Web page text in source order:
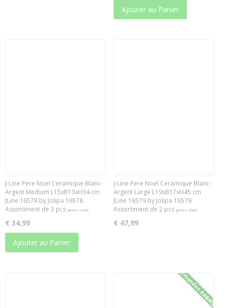
Ajouter au Panier
J-Line Pere Noel Ceramique Blanc-
Argent Medium L15xB13xH34 cm
JLine 16578 by Jolipa 16578
Assortiment de 2 pcs peres-noël
€ 34,99
Ajouter au Panier
J-Line Pere Noel Ceramique Blanc-
Argent Large L19xB17xH45 cm
JLine 16579 by Jolipa 16579
Assortiment de 2 pcs peres-noël
€ 47,99
Demandez RABAIS